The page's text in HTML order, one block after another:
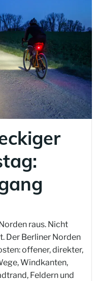
raus. Nicht
Der Berliner Norden
offener, direkter,
Windkanten,
Feldern und